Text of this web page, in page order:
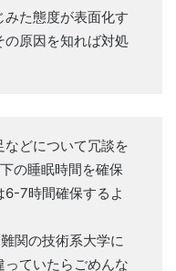
た態度が表面化す
の原因を知れば対処
どについて冗談を
の睡眠時間を確保
6-7時間確保するよ
関の技術系大学に
ていたらごめんな